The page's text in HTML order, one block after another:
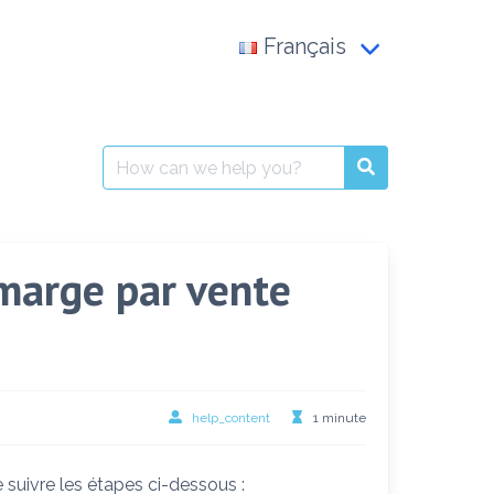
Français
العربية
English
Search
for:
par vente
help_content 1 minute
les étapes ci-dessous :